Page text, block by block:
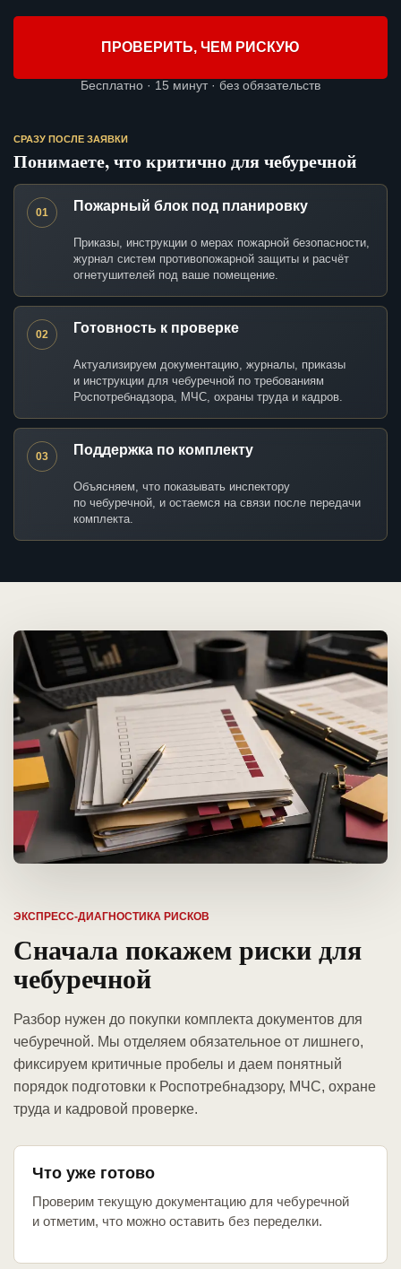
ПРОВЕРИТЬ, ЧЕМ РИСКУЮ
Бесплатно · 15 минут · без обязательств
СРАЗУ ПОСЛЕ ЗАЯВКИ
Понимаете, что критично для чебуречной
01 Пожарный блок под планировку
Приказы, инструкции о мерах пожарной безопасности,
журнал систем противопожарной защиты и расчёт
огнетушителей под ваше помещение.
02 Готовность к проверке
Актуализируем документацию, журналы, приказы
и инструкции для чебуречной по требованиям
Роспотребнадзора, МЧС, охраны труда и кадров.
03 Поддержка по комплекту
Объясняем, что показывать инспектору
по чебуречной, и остаемся на связи после передачи
комплекта.
ЭКСПРЕСС-ДИАГНОСТИКА РИСКОВ
Сначала покажем риски для
чебуречной
Разбор нужен до покупки комплекта документов для
чебуречной. Мы отделяем обязательное от лишнего,
фиксируем критичные пробелы и даем понятный
порядок подготовки к Роспотребнадзору, МЧС, охране
труда и кадровой проверке.
Что уже готово
Проверим текущую документацию для чебуречной
и отметим, что можно оставить без переделки.